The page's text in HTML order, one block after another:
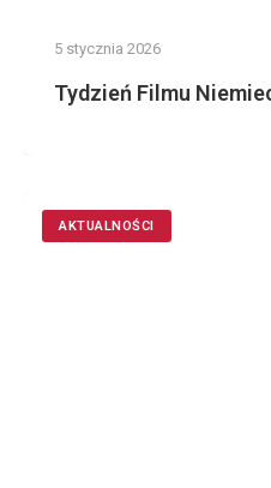
5 stycznia 2026
Tydzień Filmu
AKTUALNOŚCI